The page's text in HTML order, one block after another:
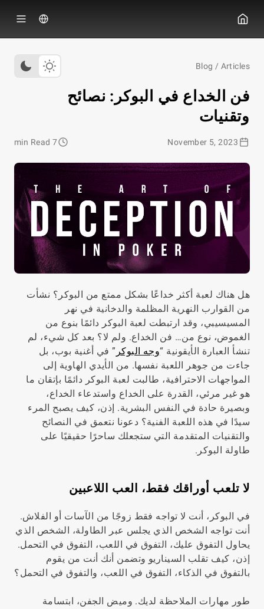
Blog / Articles
فن الخداع في البوكر: نصائح
وتقنيات
November 5, 2023
7 min Read
هل هناك لعبة أكثر خداعًا بشكل ممتع من البوكر؟ نشأت
من القوارب النهرية المظلمة والدخانية في نهر
المسيسيبي، وقد ارتبطت لعبة البوكر دائمًا بنوع من
الغموض، نوع من… فن الخداع. ولم لا؟ بعد كل شيء، لم
تنشأ العبارة الأيقونية “وجه البوكر ” في أغنية بوب، بل
جاءت من جوهر اللعبة نفسها. من الأيدي الهاوية إلى
المواجهات الاحترافية، طالبت لعبة البوكر دائمًا بإتقان ما
هو غير مرئي، القدرة على الخداع واستدعاء الخداع،
وبصيرة حادة في النفس البشرية. إذن، كيف يصبح المرء
سيدًا في هذه اللعبة الفنية؟ دعونا نتعمق في النصائح
والتقنيات المتقدمة التي ستجعلك ساحرًا حقيقيًا على
طاولة البوكر.
لا تلعب أوراقك فقط، العب اللاعبين
في البوكر، أنت لا تواجه فقط زوجًا من الآسات أو الفلاش.
أنت تواجه الشخص الذي يجلس عبر الطاولة، الشخص الذي
يحاول التفوق عليك، التفوق في اللعب، التفوق في التحمل.
إذن، كيف تقلب السيناريو وتضمن أنك أنت من يقوم
بالتفوق في الذكاء، التفوق في اللعب، والتفوق في التحمل؟
طور مهارات الملاحظة لديك. وميض الجفن، ابتسامة